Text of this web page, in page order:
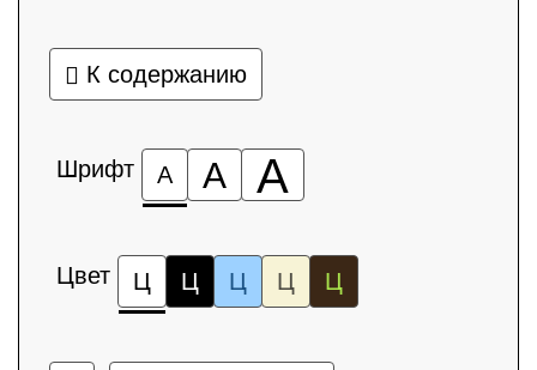
К содержанию
Шрифт А А А
Цвет Ц Ц Ц Ц Ц